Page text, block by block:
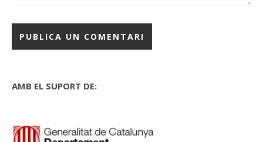
AMB EL SUPORT DE: